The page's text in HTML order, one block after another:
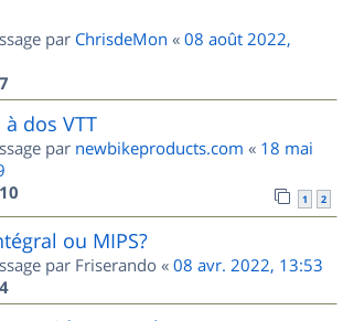
par ChrisdeMon « 08 août 2022,
7
dos VTT
par newbikeproducts.com « 18 mai
10 1 2
ou MIPS?
par Friserando « 08 avr. 2022, 13:53
4